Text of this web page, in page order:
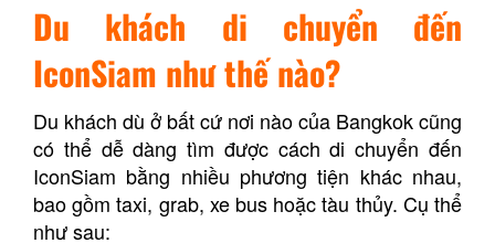
Du khách di chuyển đến
IconSiam như thế nào?
Du khách dù ở bất cứ nơi nào của Bangkok cũng
có thể dễ dàng tìm được cách di chuyển đến
IconSiam bằng nhiều phương tiện khác nhau,
bao gồm taxi, grab, xe bus hoặc tàu thủy. Cụ thể
như sau: